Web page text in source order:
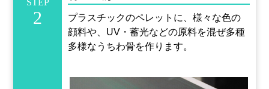
STEP
2
プラスチックのペレットに、様々な色の
顔料や、UV・蓄光などの原料を混ぜ多種
多様なうちわ骨を作ります。